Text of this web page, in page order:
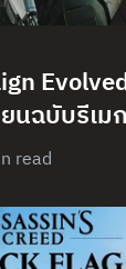
นฉบับรีเม
read